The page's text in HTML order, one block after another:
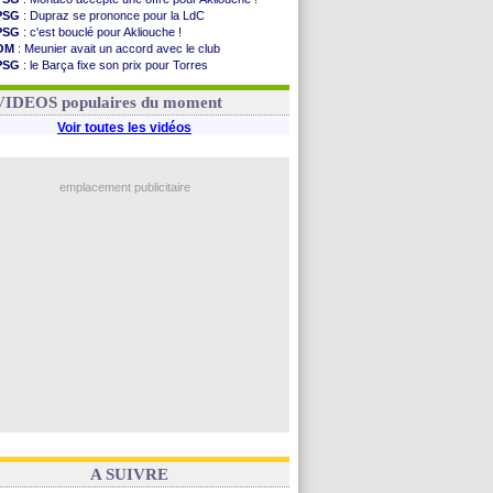
: Dupraz se prononce pour la LdC
: c'est bouclé pour Akliouche !
: Meunier avait un accord avec le club
: le Barça fixe son prix pour Torres
: Torres souhaite rejoindre le PSG !
populaires du moment
Voir toutes les vidéos
emplacement publicitaire
A SUIVRE